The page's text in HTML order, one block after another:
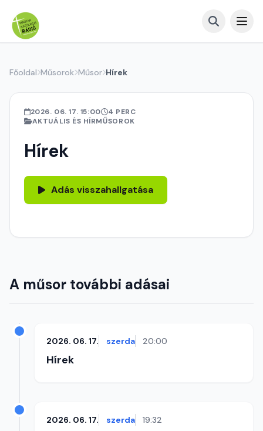
Főoldal Műsorok Műsor Hírek
2026. 06. 17. 15:00
4 PERC
AKTUÁLIS ÉS HÍRMŰSOROK
Hírek
Adás visszahallgatása
A műsor további adásai
2026. 06. 17. szerda 20:00
Hírek
2026. 06. 17. szerda 19:32